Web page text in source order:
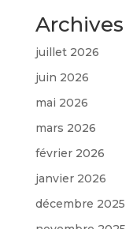
Archives
juillet 2026
juin 2026
mai 2026
mars 2026
février 2026
janvier 2026
décembre 2025